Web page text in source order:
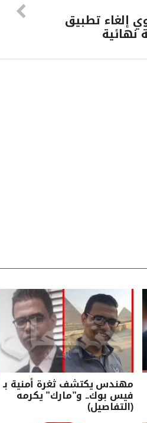
إلغاء تطبيق
نهائية
مهندس يكتشف ثغرة أمنية بـ
فيس بوك.. و”مارك” يكرمه
(التفاصيل)